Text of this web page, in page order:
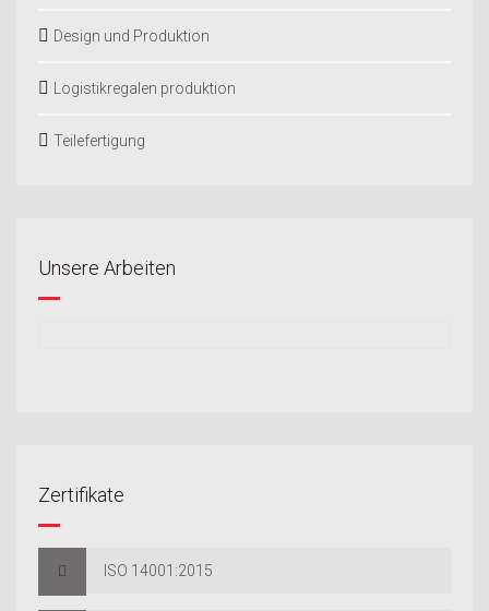
Design und Produktion
Logistikregalen produktion
Teilefertigung
Unsere Arbeiten
Zertifikate
ISO 14001:2015